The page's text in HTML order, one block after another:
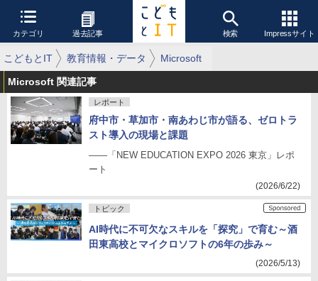
カテゴリ 過去記事 検索 Impressサイト
こどもとIT 教育情報・データ Microsoft
Microsoft 関連記事
レポート
府中市・草加市・南あわじ市が語る、ゼロトラ
スト導入の現場と課題
――「NEW EDUCATION EXPO 2026 東京」レポ
ート
(2026/6/22)
トピック
AI時代に不可欠なスキルを「探究」で育む～酒
田東高校とマイクロソフトの6年の歩み～
(2026/5/13)